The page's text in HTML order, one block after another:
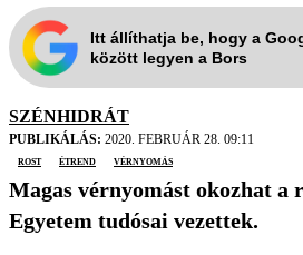
Itt állíthatja be, hogy a
között legyen a Bors
SZÉNHIDRÁT
PUBLIKÁLÁS: 2020. FEBRUÁR 28. 09:11
rost
étrend vérnyomás
Magas vérnyomást okozhat a
Egyetem tudósai vezettek.